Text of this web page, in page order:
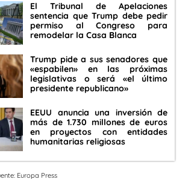
El Tribunal de Apelaciones
sentencia que Trump debe pedir
permiso al Congreso para
remodelar la Casa Blanca
Trump pide a sus senadores que
«espabilen» en las próximas
legislativas o será «el último
presidente republicano»
EEUU anuncia una inversión de
más de 1.730 millones de euros
en proyectos con entidades
humanitarias religiosas
Europa Press